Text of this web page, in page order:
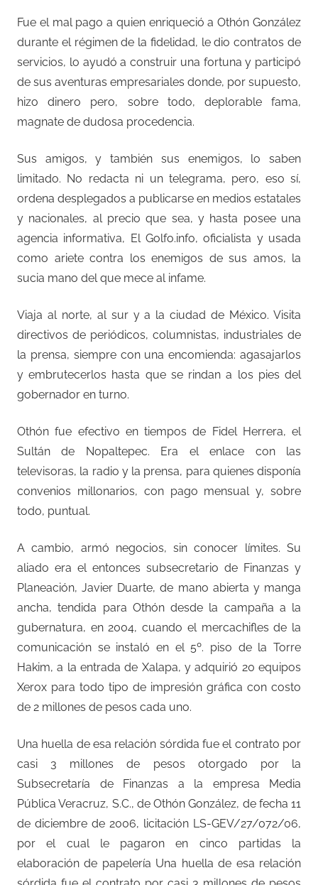
Fue el mal pago a quien enriqueció a Othón González
durante el régimen de la fidelidad, le dio contratos de
servicios, lo ayudó a construir una fortuna y participó
de sus aventuras empresariales donde, por supuesto,
hizo dinero pero, sobre todo, deplorable fama,
magnate de dudosa procedencia.
Sus amigos, y también sus enemigos, lo saben
limitado. No redacta ni un telegrama, pero, eso sí,
ordena desplegados a publicarse en medios estatales
y nacionales, al precio que sea, y hasta posee una
agencia informativa, El Golfo.info, oficialista y usada
como ariete contra los enemigos de sus amos, la
sucia mano del que mece al infame.
Viaja al norte, al sur y a la ciudad de México. Visita
directivos de periódicos, columnistas, industriales de
la prensa, siempre con una encomienda: agasajarlos
y embrutecerlos hasta que se rindan a los pies del
gobernador en turno.
Othón fue efectivo en tiempos de Fidel Herrera, el
Sultán de Nopaltepec. Era el enlace con las
televisoras, la radio y la prensa, para quienes disponía
convenios millonarios, con pago mensual y, sobre
todo, puntual.
A cambio, armó negocios, sin conocer límites. Su
aliado era el entonces subsecretario de Finanzas y
Planeación, Javier Duarte, de mano abierta y manga
ancha, tendida para Othón desde la campaña a la
gubernatura, en 2004, cuando el mercachifles de la
comunicación se instaló en el 5º. piso de la Torre
Hakim, a la entrada de Xalapa, y adquirió 20 equipos
Xerox para todo tipo de impresión gráfica con costo
de 2 millones de pesos cada uno.
Una huella de esa relación sórdida fue el contrato por
casi 3 millones de pesos otorgado por la
Subsecretaría de Finanzas a la empresa Media
Pública Veracruz, S.C., de Othón González, de fecha 11
de diciembre de 2006, licitación LS-GEV/27/072/06,
por el cual le pagaron en cinco partidas la
elaboración de papelería Una huella de esa relación